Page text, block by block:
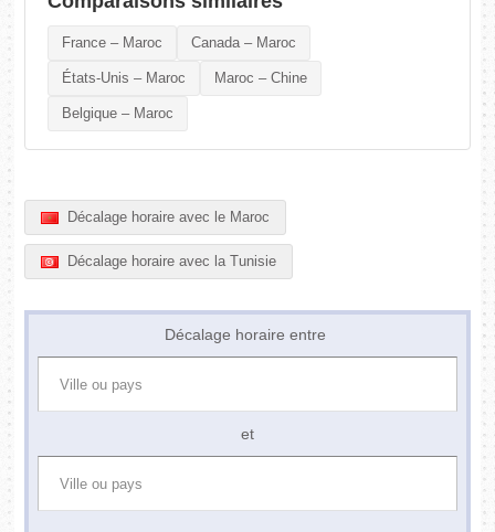
France – Maroc Canada – Maroc
États-Unis – Maroc Maroc – Chine
Belgique – Maroc
Décalage horaire avec le Maroc
Décalage horaire avec la Tunisie
Décalage horaire entre
et